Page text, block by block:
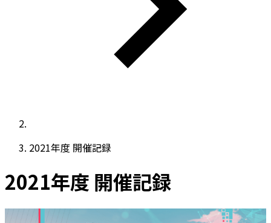
2021年度 開催記録
2021年度 開催記録